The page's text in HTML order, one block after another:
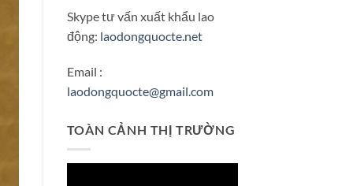
Skype tư vấn xuất khẩu lao
động: laodongquocte.net
Email :
laodongquocte@gmail.com
TOÀN CẢNH THỊ TRƯỜNG